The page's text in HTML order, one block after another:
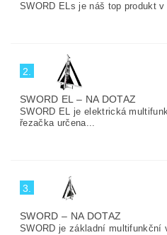
SWORD ELs je náš top produkt
2.
SWORD EL– NA DOTAZ
SWORD EL je elektrická
řezačka určena...
3.
SWORD– NA DOTAZ
SWORD je základní multifunkční